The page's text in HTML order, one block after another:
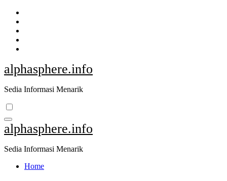
Skip
content
alphasphere.info
Sedia Informasi Menarik
alphasphere.info
Sedia Informasi Menarik
Home